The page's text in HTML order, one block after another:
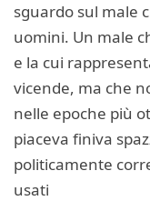
sguardo sul male
uomini. Un male
e la cui
vicende, ma che
nelle epoche più
piaceva finiva
politicamente
usati